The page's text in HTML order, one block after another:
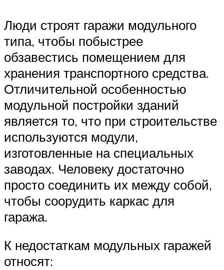
Люди строят гаражи модульного
типа, чтобы побыстрее
обзавестись помещением для
хранения транспортного средства.
Отличительной особенностью
модульной постройки зданий
является то, что при строительстве
используются модули,
изготовленные на специальных
заводах. Человеку достаточно
просто соединить их между собой,
чтобы соорудить каркас для
гаража.
К недостаткам модульных гаражей
относят: